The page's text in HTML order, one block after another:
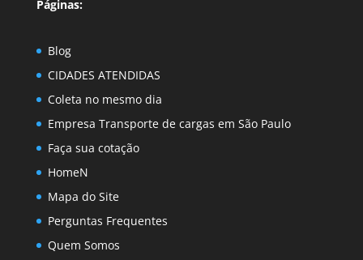
Páginas:
Blog
CIDADES ATENDIDAS
Coleta no mesmo dia
Empresa Transporte de cargas em São Paulo
Faça sua cotação
HomeN
Mapa do Site
Perguntas Frequentes
Quem Somos